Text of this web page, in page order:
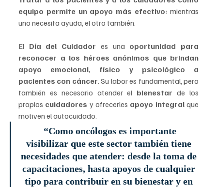
equipo permite un apoyo más efectivo: mientras
uno necesita ayuda, el otro también.
El Día del Cuidador es una oportunidad para
reconocer a los héroes anónimos que brindan
apoyo emocional, físico y psicológico a
pacientes con cáncer. Su labor es fundamental, pero
también es necesario atender el bienestar de los
propios cuidadores y ofrecerles apoyo integral que
motiven el autocuidado.
“Como oncólogos es importante
visibilizar que este sector también tiene
necesidades que atender: desde la toma de
capacitaciones, hasta apoyos de cualquier
tipo para contribuir en su bienestar y en